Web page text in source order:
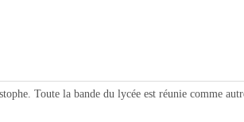
Toute la bande du lycée est réunie comme